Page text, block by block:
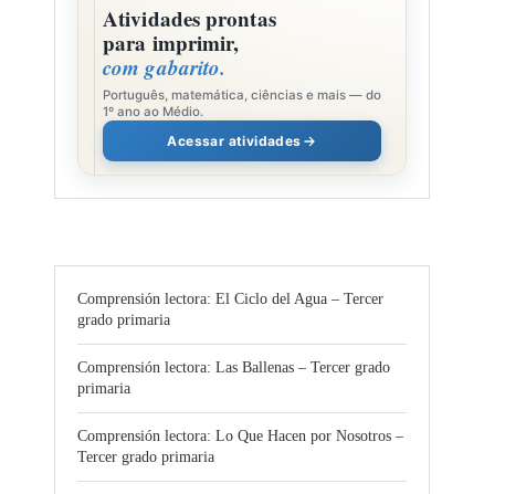
Atividades prontas
para imprimir,
com gabarito.
Português, matemática, ciências e mais — do
1º ano ao Médio.
Acessar atividades
Comprensión lectora: El Ciclo del Agua – Tercer
grado primaria
Comprensión lectora: Las Ballenas – Tercer grado
primaria
Comprensión lectora: Lo Que Hacen por Nosotros –
Tercer grado primaria